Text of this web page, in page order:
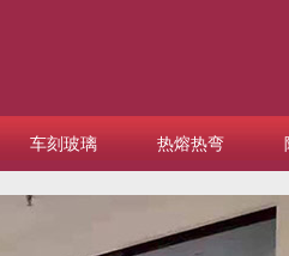
车刻玻璃 热熔热弯